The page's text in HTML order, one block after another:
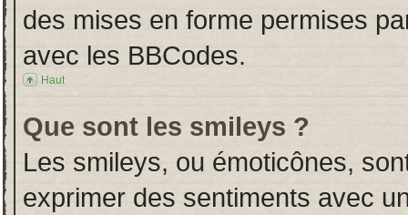
des mises en forme permises
avec les BBCodes.
Haut
Que sont les smileys ?
Les smileys, ou émoticônes,
exprimer des sentiments avec